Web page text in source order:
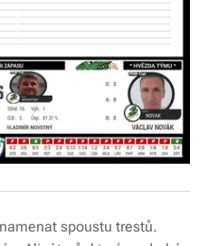
spoustu trestů.